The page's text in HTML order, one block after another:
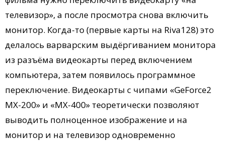
телевизор», а после просмотра снова включить
монитор. Когда-то (первые карты на Riva128) это
делалось варварским выдёргиванием монитора
из разъёма видеокарты перед включением
компьютера, затем появилось программное
переключение. Видеокарты с чипами «GeForce2
MX-200» и «MX-400» теоретически позволяют
выводить полноценное изображение и на
монитор и на телевизор одновременно